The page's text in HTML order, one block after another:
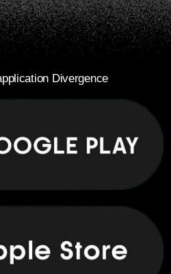
Divergence